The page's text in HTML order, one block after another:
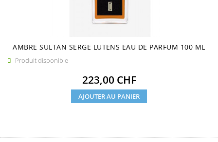
AMBRE SULTAN SERGE LUTENS EAU DE PARFUM 100 ML
 Produit disponible
Prix
223,00 CHF
AJOUTER AU PANIER